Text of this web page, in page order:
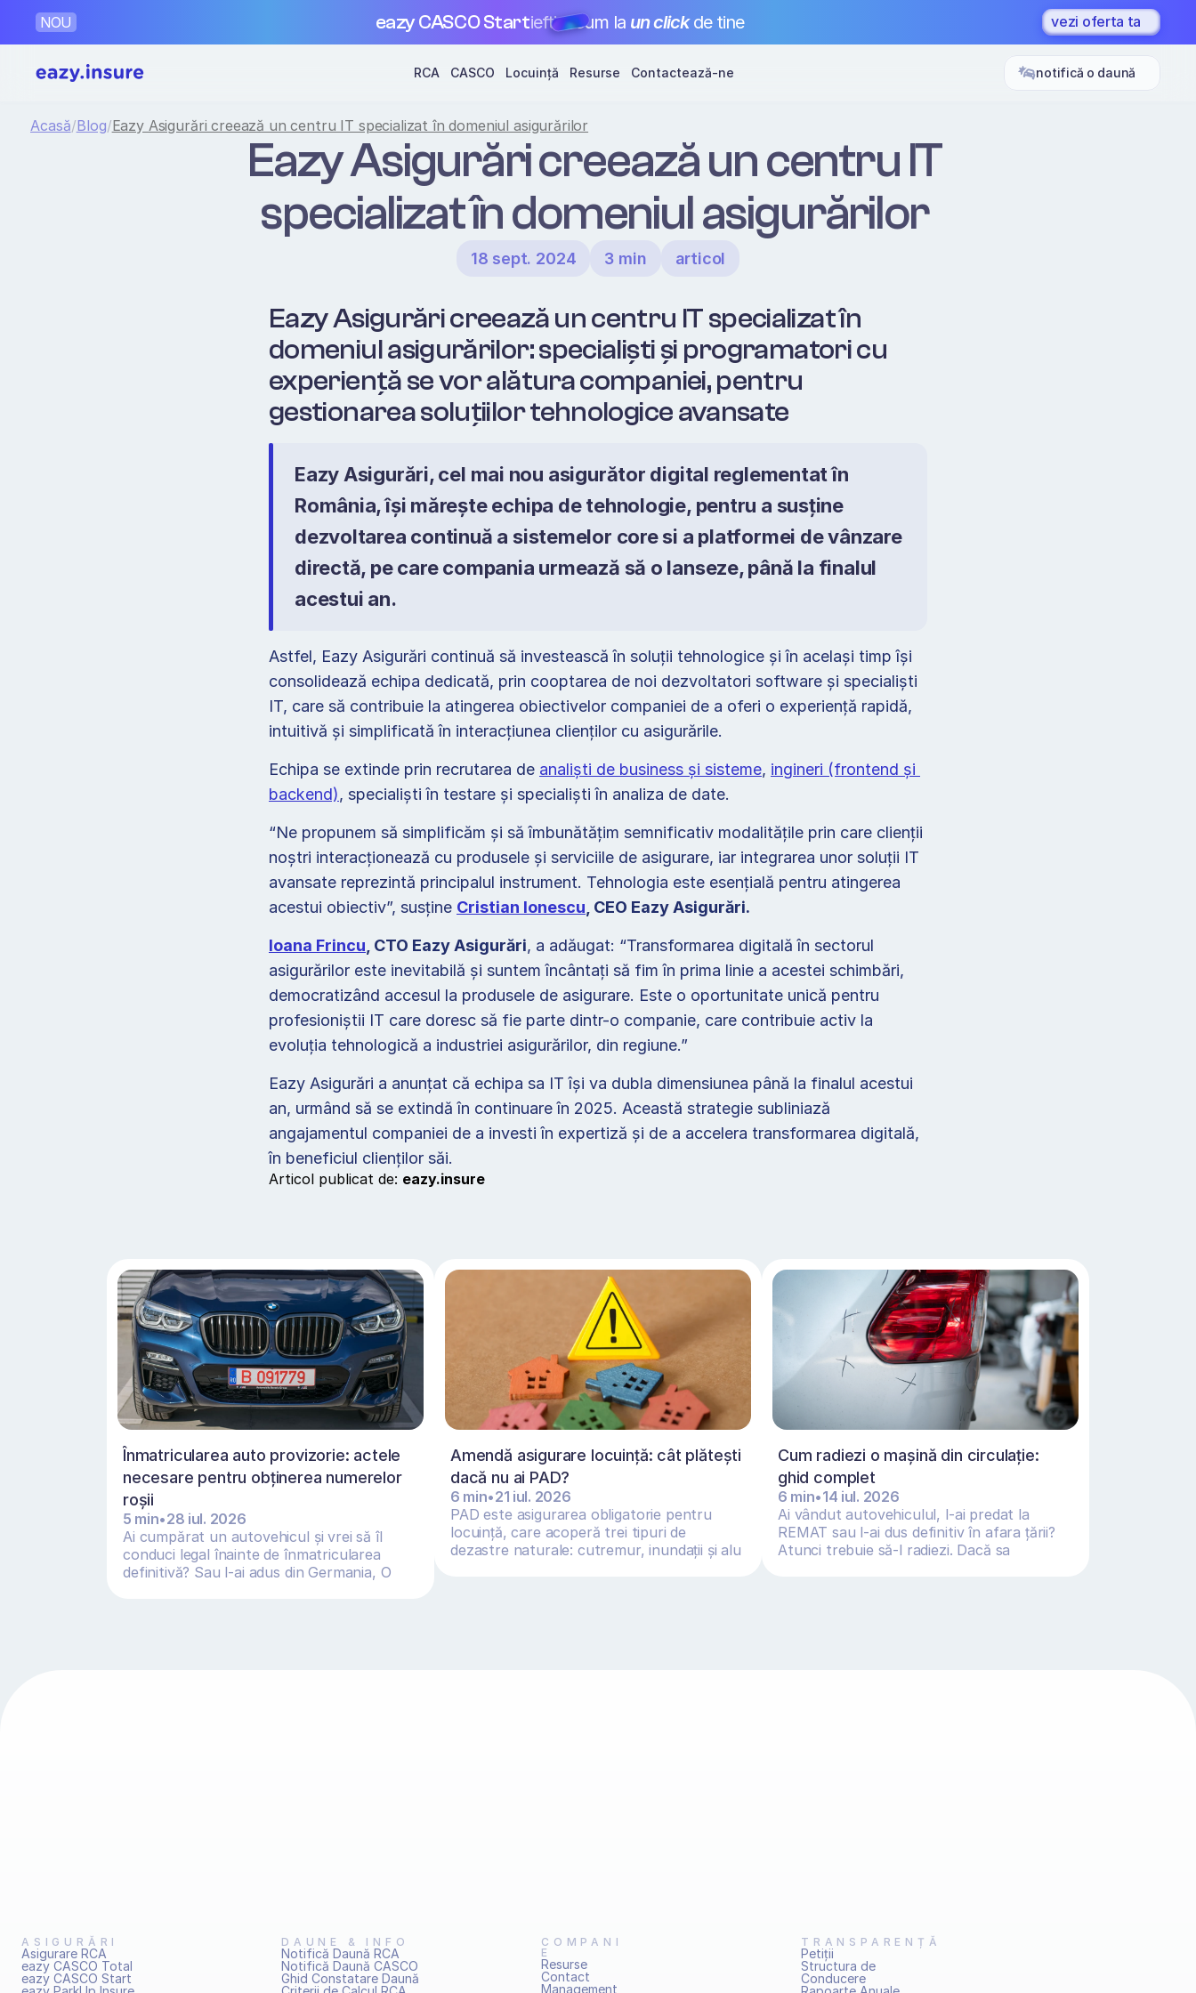
Acasă/Blog/Eazy Asigurări creează un centru IT specializat în domeniul asigurărilor
Eazy Asigurări creează un centru IT
specializat în domeniul asigurărilor
18 sept. 2024 3 min articol
NOU eazy CASCO Startieftinacum la un click de tine vezi oferta ta
RCA CASCO Locuință Resurse Contactează-ne notifică o daună
Eazy Asigurări creează un centru IT specializat în
domeniul asigurărilor: specialiști și programatori cu
experiență se vor alătura companiei, pentru
gestionarea soluțiilor tehnologice avansate
Eazy Asigurări, cel mai nou asigurător digital reglementat în
România, își mărește echipa de tehnologie, pentru a susține
dezvoltarea continuă a sistemelor core si a platformei de vânzare
directă, pe care compania urmează să o lanseze, până la finalul
acestui an.
Astfel, Eazy Asigurări continuă să investească în soluții tehnologice și în același timp își
consolidează echipa dedicată, prin cooptarea de noi dezvoltatori software și specialiști
IT, care să contribuie la atingerea obiectivelor companiei de a oferi o experiență rapidă,
intuitivă și simplificată în interacțiunea clienților cu asigurările.
Echipa se extinde prin recrutarea de analiști de business și sisteme, ingineri (frontend și
backend), specialiști în testare și specialiști în analiza de date.
“Ne propunem să simplificăm și să îmbunătățim semnificativ modalitățile prin care clienții
noștri interacționează cu produsele și serviciile de asigurare, iar integrarea unor soluții IT
avansate reprezintă principalul instrument. Tehnologia este esențială pentru atingerea
acestui obiectiv”, susține Cristian Ionescu , CEO Eazy Asigurări.
Ioana Frincu , CTO Eazy Asigurări, a adăugat: “Transformarea digitală în sectorul
asigurărilor este inevitabilă și suntem încântați să fim în prima linie a acestei schimbări,
democratizând accesul la produsele de asigurare. Este o oportunitate unică pentru
profesioniștii IT care doresc să fie parte dintr-o companie, care contribuie activ la
evoluția tehnologică a industriei asigurărilor, din regiune.”
Eazy Asigurări a anunțat că echipa sa IT își va dubla dimensiunea până la finalul acestui
an, urmând să se extindă în continuare în 2025. Această strategie subliniază
angajamentul companiei de a investi în expertiză și de a accelera transformarea digitală,
în beneficiul clienților săi.
Articol publicat de: eazy.insure
Înmatricularea auto provizorie: actele
necesare pentru obținerea numerelor
roșii
5 min•28 iul. 2026
Ai cumpărat un autovehicul și vrei să îl
conduci legal înainte de înmatricularea
definitivă? Sau l-ai adus din Germania, O
Amendă asigurare locuință: cât plătești
dacă nu ai PAD?
6 min•21 iul. 2026
PAD este asigurarea obligatorie pentru
locuință, care acoperă trei tipuri de
dezastre naturale: cutremur, inundații și alu
Cum radiezi o mașină din circulație:
ghid complet
6 min•14 iul. 2026
Ai vândut autovehiculul, l-ai predat la
REMAT sau l-ai dus definitiv în afara țării?
Atunci trebuie să-l radiezi. Dacă sa
ASIGURĂRI
Asigurare RCA
eazy CASCO Total
eazy CASCO Start
DAUNE & INFO
Notifică Daună RCA
Notifică Daună CASCO
Ghid Constatare Daună
COMPANI
E
Resurse
Contact
Management
TRANSPARENȚĂ
Petiţii
Structura de
Conducere